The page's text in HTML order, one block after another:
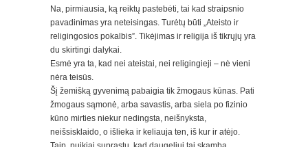
Na, pirmiausia, ką reiktų pastebėti, tai kad straipsnio
pavadinimas yra neteisingas. Turėtų būti „Ateisto ir
religingosios pokalbis”. Tikėjimas ir religija iš tikrųjų yra
du skirtingi dalykai.
Esmė yra ta, kad nei ateistai, nei religingieji – nė vieni
nėra teisūs.
Šį žemišką gyvenimą pabaigia tik žmogaus kūnas. Pati
žmogaus sąmonė, arba savastis, arba siela po fizinio
kūno mirties niekur nedingsta, neišnyksta,
neišsisklaido, o išlieka ir keliauja ten, iš kur ir atėjo.